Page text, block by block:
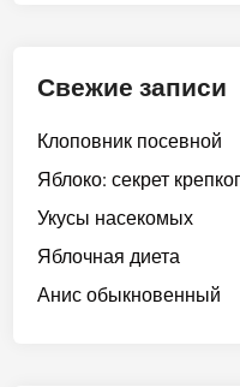
Свежие записи
Клоповник посевной
Яблоко: секрет
Укусы насекомых
Яблочная диета
Анис обыкновенный